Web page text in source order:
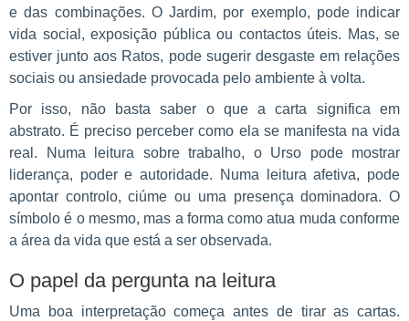
e das combinações. O Jardim, por exemplo, pode indicar
vida social, exposição pública ou contactos úteis. Mas, se
estiver junto aos Ratos, pode sugerir desgaste em relações
sociais ou ansiedade provocada pelo ambiente à volta.
Por isso, não basta saber o que a carta significa em
abstrato. É preciso perceber como ela se manifesta na vida
real. Numa leitura sobre trabalho, o Urso pode mostrar
liderança, poder e autoridade. Numa leitura afetiva, pode
apontar controlo, ciúme ou uma presença dominadora. O
símbolo é o mesmo, mas a forma como atua muda conforme
a área da vida que está a ser observada.
O papel da pergunta na leitura
Uma boa interpretação começa antes de tirar as cartas.